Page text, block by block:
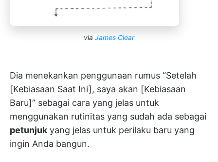
via James Clear
Dia menekankan penggunaan rumus “Setelah
[Kebiasaan Saat Ini], saya akan [Kebiasaan
Baru]” sebagai cara yang jelas untuk
menggunakan rutinitas yang sudah ada sebagai
petunjuk yang jelas untuk perilaku baru yang
ingin Anda bangun.